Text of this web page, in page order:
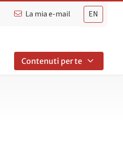
EN
La mia e-mail
Contenuti per te